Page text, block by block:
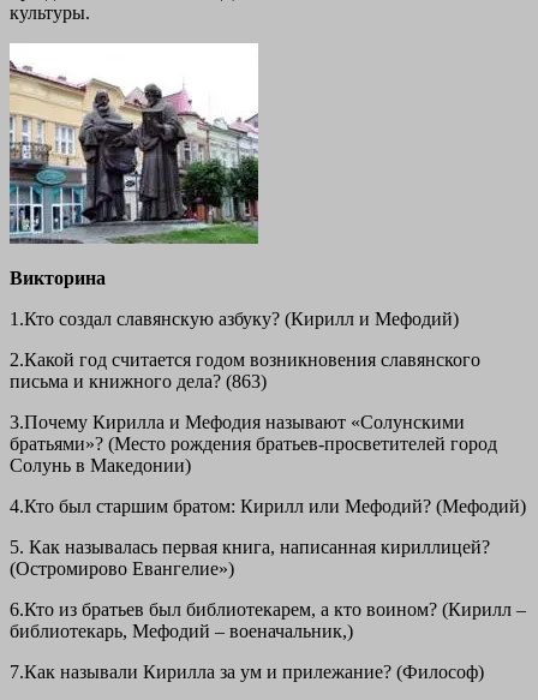
культуры.
Викторина
1.Кто создал славянскую азбуку? (Кирилл и Мефодий)
2.Какой год считается годом возникновения славянского
письма и книжного дела? (863)
3.Почему Кирилла и Мефодия называют «Солунскими
братьями»? (Место рождения братьев-просветителей город
Солунь в Македонии)
4.Кто был старшим братом: Кирилл или Мефодий? (Мефодий)
5. Как называлась первая книга, написанная кириллицей?
(Остромирово Евангелие»)
6.Кто из братьев был библиотекарем, а кто воином? (Кирилл –
библиотекарь, Мефодий – военачальник,)
7.Как называли Кирилла за ум и прилежание? (Философ)